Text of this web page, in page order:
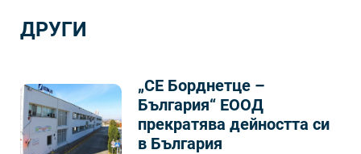
ДРУГИ
„СЕ Борднетце –
България“ ЕООД
прекратява дейността си
в България